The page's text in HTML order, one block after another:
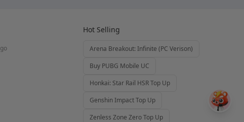
Hot Selling
Arena Breakout: Infinite (PC Verison)
Buy PUBG Mobile UC
Honkai: Star Rail HSR Top Up
Genshin Impact Top Up
Zenless Zone Zero Top Up